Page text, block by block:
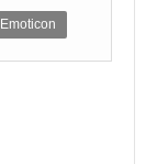
Emoticon